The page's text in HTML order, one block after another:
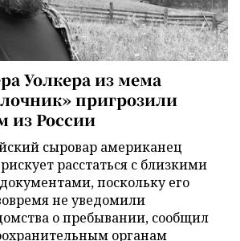
Уолкера из мема
пригрозили
из России
сыровар американец
расстаться с близкими
поскольку его
не уведомили
о пребывании, сообщил
органам